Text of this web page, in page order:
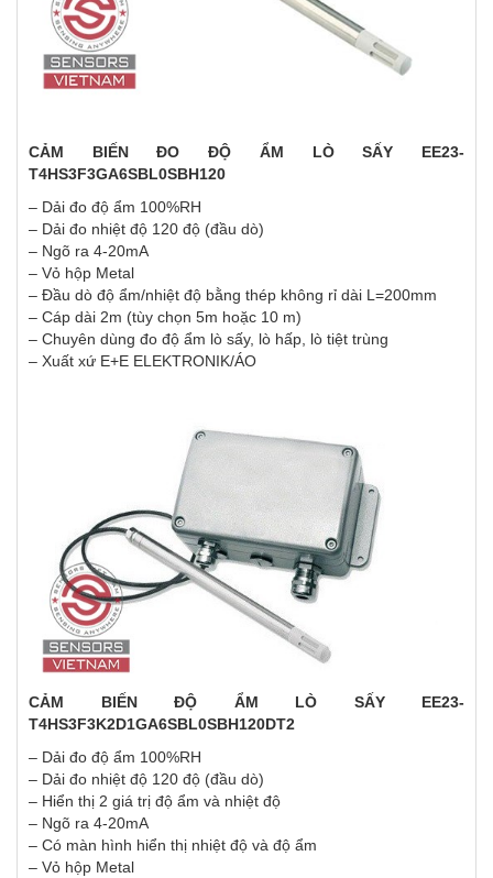
CẢM BIẾN ĐO ĐỘ ẨM LÒ SẤY EE23-
T4HS3F3GA6SBL0SBH120
– Dải đo độ ẩm 100%RH
– Dải đo nhiệt độ 120 độ (đầu dò)
– Ngõ ra 4-20mA
– Vỏ hộp Metal
– Đầu dò độ ẩm/nhiệt độ bằng thép không rỉ dài L=200mm
– Cáp dài 2m (tùy chọn 5m hoặc 10 m)
– Chuyên dùng đo độ ẩm lò sấy, lò hấp, lò tiệt trùng
– Xuất xứ E+E ELEKTRONIK/ÁO
CẢM BIẾN ĐỘ ẨM LÒ SẤY EE23-
T4HS3F3K2D1GA6SBL0SBH120DT2
– Dải đo độ ẩm 100%RH
– Dải đo nhiệt độ 120 độ (đầu dò)
– Hiển thị 2 giá trị độ ẩm và nhiệt độ
– Ngõ ra 4-20mA
– Có màn hình hiển thị nhiệt độ và độ ẩm
– Vỏ hộp Metal